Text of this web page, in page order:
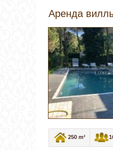
Аренда
250 m²